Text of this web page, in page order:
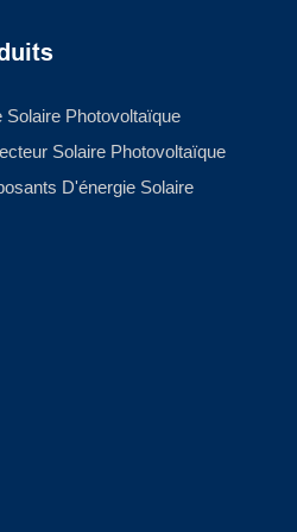
Solaire Photovoltaïque
Solaire Photovoltaïque
D'énergie Solaire